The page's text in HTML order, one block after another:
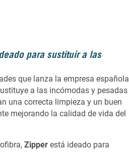
para sustituir a las
que lanza la empresa española
a las incómodas y pesadas
una correcta limpieza y un buen
mejorando la calidad de vida del
Zipper está ideado para